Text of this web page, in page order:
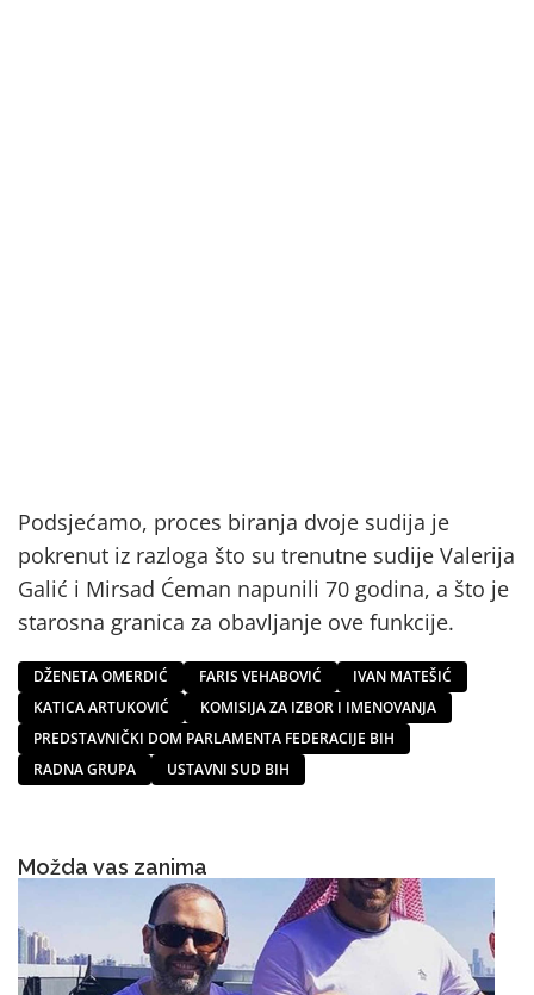
Podsjećamo, proces biranja dvoje sudija je
pokrenut iz razloga što su trenutne sudije Valerija
Galić i Mirsad Ćeman napunili 70 godina, a što je
starosna granica za obavljanje ove funkcije.
DŽENETA OMERDIĆ FARIS VEHABOVIĆ
IVAN MATEŠIĆ
KATICA ARTUKOVIĆ
KOMISIJA ZA IZBOR I IMENOVANJA
PREDSTAVNIČKI DOM PARLAMENTA FEDERACIJE BIH
RADNA GRUPA
USTAVNI SUD BIH
Možda vas zanima